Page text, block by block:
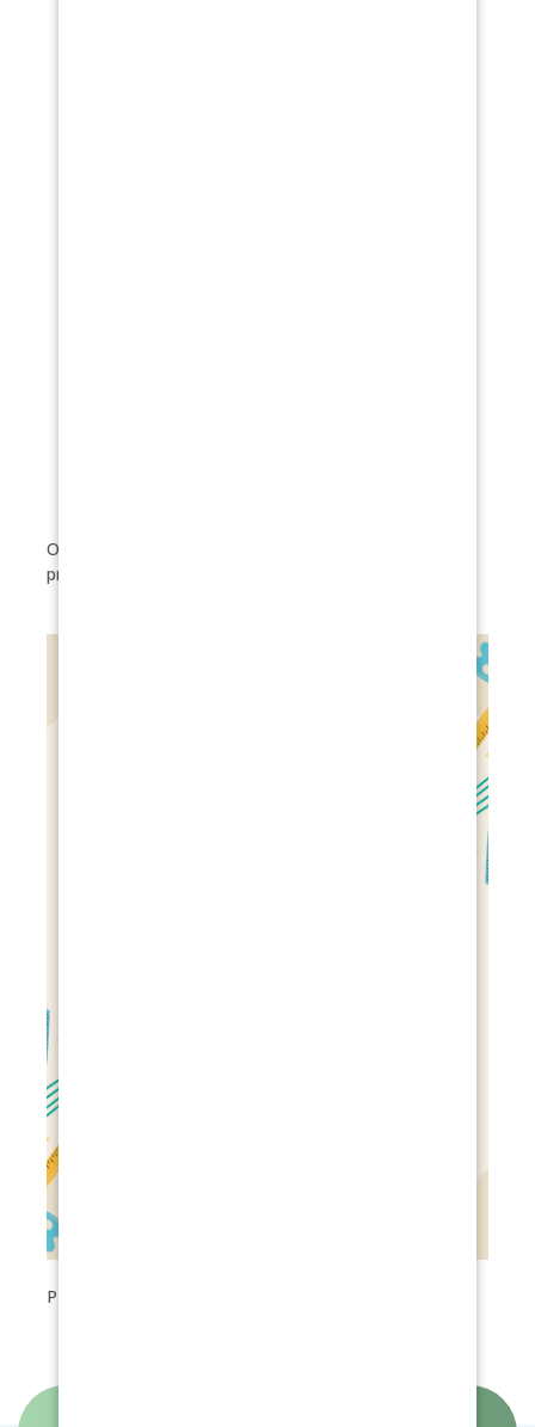
Oznámení o rekonstrukci a přerušení prázdninového
provozu MŠ
Přípravna třída